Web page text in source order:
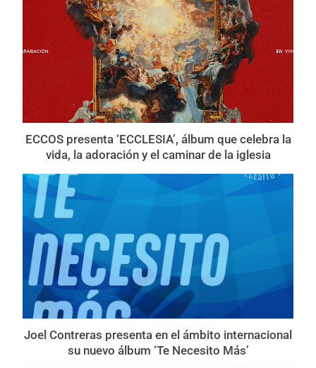
ECCOS presenta ‘ECCLESIA’, álbum que celebra la
vida, la adoración y el caminar de la iglesia
Joel Contreras presenta en el ámbito internacional
su nuevo álbum ‘Te Necesito Más’